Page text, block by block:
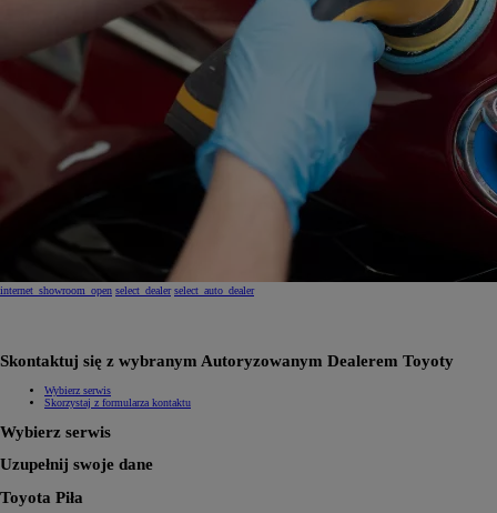
internet_showroom_open select_dealer select_auto_dealer
Skontaktuj się z wybranym Autoryzowanym Dealerem Toyoty
Wybierz serwis
Skorzystaj z formularza kontaktu
Wybierz serwis
Uzupełnij swoje dane
Toyota Piła